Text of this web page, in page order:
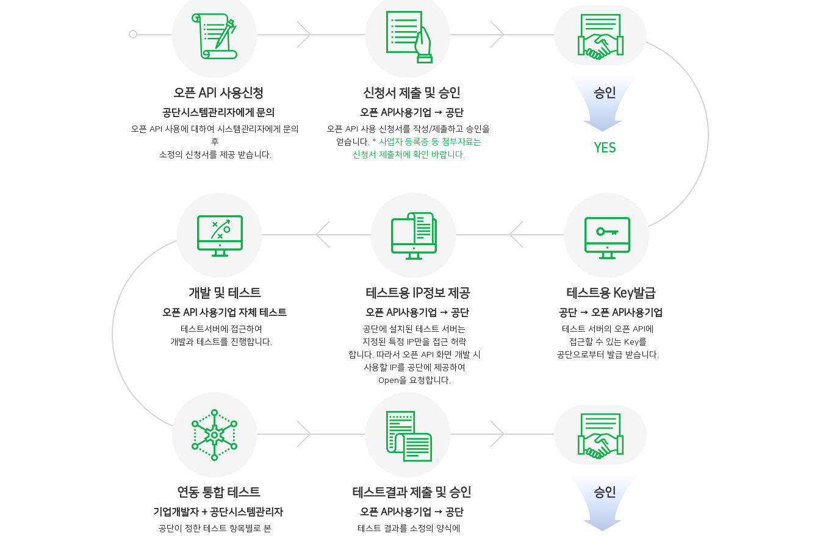
오픈 API 사용신청
공단시스템관리자에게 문의
오픈 API 사용에 대하여 시스템관리자에게 문의
후
소정의 신청서를 제공 받습니다.
신청서 제출 및 승인
오픈 API사용기업 → 공단
오픈 API 사용 신청서를 작성/제출하고 승인을
얻습니다. * 사업자 등록증 등 첨부자료는
신청서 제출처에 확인 바랍니다.
승인
YES
테스트용 Key발급
공단 → 오픈 API사용기업
테스트 서버의 오픈 API에
접근할 수 있는 Key를
공단으로부터 발급 받습니다.
테스트용 IP정보 제공
오픈 API사용기업 → 공단
공단에 설치된 테스트 서버는
지정된 특정 IP만을 접근 허락
합니다. 따라서 오픈 API 화면 개발 시
사용할 IP를 공단에 제공하여
Open을 요청합니다.
개발 및 테스트
오픈 API 사용기업 자체 테스트
테스트서버에 접근하여
개발과 테스트를 진행합니다.
연동 통합 테스트
기업개발자 + 공단시스템관리자
공단이 정한 테스트 항목별로 본
테스트결과 제출 및 승인
오픈 API사용기업 → 공단
테스트 결과를 소정의 양식에
승인